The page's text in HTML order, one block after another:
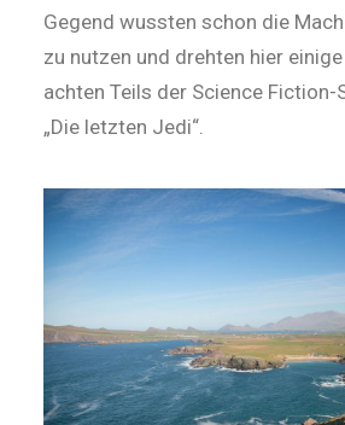
Gegend wussten schon die
zu nutzen und drehten hier
achten Teils der Science Fiction-
„Die letzten Jedi“.